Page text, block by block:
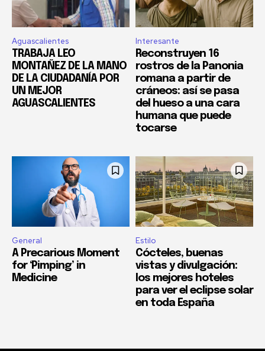
Aguascalientes
TRABAJA LEO
MONTAÑEZ DE LA MANO
DE LA CIUDADANÍA POR
UN MEJOR
AGUASCALIENTES
Interesante
Reconstruyen 16
rostros de la Panonia
romana a partir de
cráneos: así se pasa
del hueso a una cara
humana que puede
tocarse
General
A Precarious Moment
for ‘Pimping’ in
Medicine
Estilo
Cócteles, buenas
vistas y divulgación:
los mejores hoteles
para ver el eclipse solar
en toda España